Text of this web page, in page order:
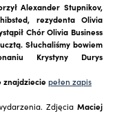
Alexander Stupnikov,
rezydenta Olivia
Chór Olivia Business
Słuchaliśmy bowiem
Krystyny Durys
znajdzieciepełen zapis
Zdjęcia Maciej